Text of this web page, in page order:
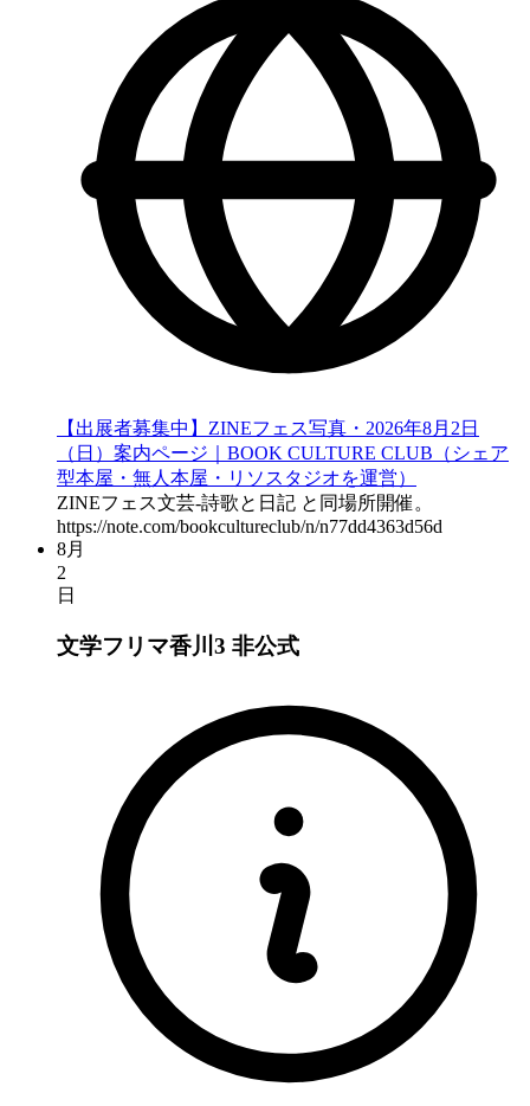
【出展者募集中】ZINEフェス写真・2026年8月2日
（日）案内ページ｜BOOK CULTURE CLUB（シェア
型本屋・無人本屋・リソスタジオを運営）
ZINEフェス文芸-詩歌と日記 と同場所開催。
https://note.com/bookcultureclub/n/n77dd4363d56d
8月
2
日
文学フリマ香川3 非公式